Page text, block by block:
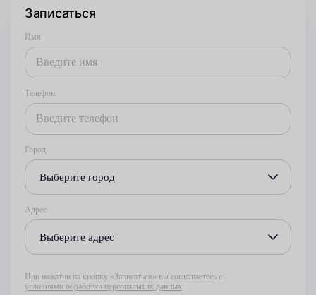
Записаться
Имя
Телефон
Город
Выберите город
Адрес
Выберите адрес
При нажатии на кнопку «Записаться» вы соглашаетесь с
условиями обработки персональных данных